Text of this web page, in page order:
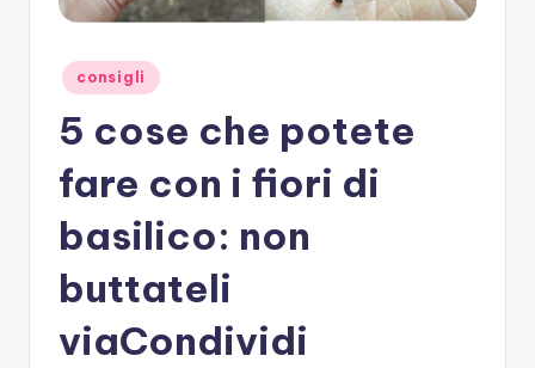
Posted
in
consigli
5 cose che potete
fare con i fiori di
basilico: non
buttateli
viaCondividi